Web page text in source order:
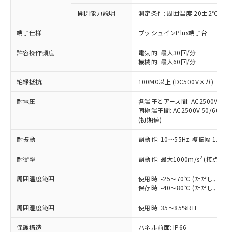
開閉能力説明 測定条件: 周囲温度 20±2℃、
端子仕様 プッシュインPlus端子台
許容操作頻度
電気的: 最大30回/分
機械的: 最大60回/分
絶縁抵抗 100MΩ以上 (DC500Vメガ)
耐電圧
各端子とアース間: AC2500V
同極端子間: AC2500V 50/
(初期値)
耐振動 誤動作: 10～55Hz 複振幅
耐衝撃 誤動作: 最大1000m/s2 (接点
周囲温度範囲
使用時: -25～70℃ (ただし、氷
保存時: -40～80℃ (ただし、氷
周囲湿度範囲 使用時: 35～85%RH
保護構造 パネル前面: IP66
以下の条件をお読みいただき、同意のうえ
ご利用ください。
本サービスは、当社制御機器事業取扱
商品の当社在庫状況および標準価格
当社制御機器事業取扱商品の中には、
本サービスの対象外となる商品もある
ことをご了承ください。
在庫状況および標準価格照会結果は、
記載している更新日時点での社内デー
タに基づき作成されるものであり、閲
覧された時点での実際の在庫および標
準価格とは異なる場合があることをご
正式な納期状況および標準価格はお客
様のお取引先、またはお客様担当のオ
ムロン制御機器販売店・当社販売員に
オムロン制御機器販売店や当社販売拠
対応予定なし：EU RoHS指令（10物質）の
非含有に非対応の商品で、対応品を出す予
定はありません。
調査・確認中：EU RoHS指令（10物質）の
非含有の対応状況を調査中または確認中の
非該当品：ライセンス料など無形物で、有
害物質有無と関係のない商品です。
いたものが、含有品と判明した場合などや
むを得ず変更することがあります。
六価クロム(Cr(Ⅵ)) 1000ppm以下、ポリ臭化ビフェニル
類(PBB) 1000ppm以下、ポリ臭化ジフェニルエーテル類
(PBDE) 1000ppm以下、フタル酸ビス(2-エチルヘキシ
ル) (DEHP)(別名：DOP) 1000ppm以下、フタル酸ブチ
ルベンジル（BBP） 1000ppm以下、フタル酸ジブチル
（DBP） 1000ppm以下、フタル酸ジイソブチル
(DIBP) 1000ppm以下
フタル酸エステル類の４物質については閾値を超える意
※1 中国RoHS○×表
「○」：最大均質材料含有率が中国RoHSの
基準値以下であることを示します。
「×」：最大均質材料含有率が中国RoHSの
基準値を超えていることを示します。
「－」：未確認です。当社販売部門へお問
*中国RoHS10物質の基準値 (GB/T26572)：
Pb(鉛) :1000ppm、 Hg(水銀) : 1000ppm、 Cd(カドミウ
Cr(Ⅵ)(六価クロム) : 1000ppm、 PBBs(ポリ臭化ビフェ
ニル類) : 1000ppm、 PBDEs(ポリ臭化ジフェニルエーテ
DBP(フタル酸ジブチル) : 1000ppm、 DIBP(フタル酸ジ
イソブチル) : 1000ppm、 BBP(フタル酸ブチルベンジ
ル) : 1000ppm、
DEHP(フタル酸ビス(2-エチルヘキシル)) : 1000ppm
当社は、これら貴社製品のうち、外国
為替および外国貿易法に定める商品
（以下｢規制貨物等」という）を輸出
または国外への提供する場合は、日本
国政府の輸出許可(または役務取引許
可)を取得するなどの必要な手続きを
当社は規制貨物を破棄する場合は、完
全に破砕するなど、違法に輸出されな
いよう必要な手段を講じます。
ル、化学兵器、生物兵器またはその他
○ 一定数以上の在庫あり
一定数には満たないが在庫あり
在庫なし(最新の在庫状況につ